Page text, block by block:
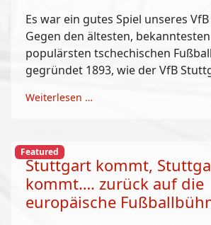
Es war ein gutes Spiel unseres
Gegen den ältesten,
populärsten tschechischen
gegründet 1893, wie der VfB
Weiterlesen …
Featured
Stuttgart kommt,
kommt…. zurück auf die
europäische